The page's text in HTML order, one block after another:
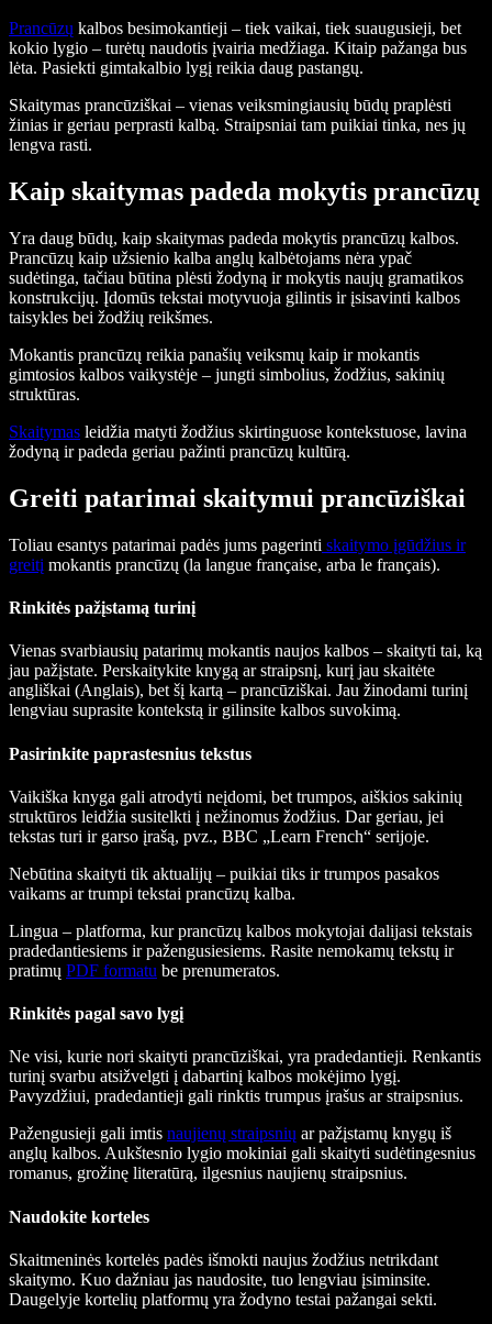
Prancūzų kalbos besimokantieji – tiek vaikai, tiek suaugusieji, bet
kokio lygio – turėtų naudotis įvairia medžiaga. Kitaip pažanga bus
lėta. Pasiekti gimtakalbio lygį reikia daug pastangų.
Skaitymas prancūziškai – vienas veiksmingiausių būdų praplėsti
žinias ir geriau perprasti kalbą. Straipsniai tam puikiai tinka, nes jų
lengva rasti.
Kaip skaitymas padeda mokytis prancūzų
Yra daug būdų, kaip skaitymas padeda mokytis prancūzų kalbos.
Prancūzų kaip užsienio kalba anglų kalbėtojams nėra ypač
sudėtinga, tačiau būtina plėsti žodyną ir mokytis naujų gramatikos
konstrukcijų. Įdomūs tekstai motyvuoja gilintis ir įsisavinti kalbos
taisykles bei žodžių reikšmes.
Mokantis prancūzų reikia panašių veiksmų kaip ir mokantis
gimtosios kalbos vaikystėje – jungti simbolius, žodžius, sakinių
struktūras.
Skaitymas leidžia matyti žodžius skirtinguose kontekstuose, lavina
žodyną ir padeda geriau pažinti prancūzų kultūrą.
Greiti patarimai skaitymui prancūziškai
Toliau esantys patarimai padės jums pagerinti skaitymo įgūdžius ir
greitį mokantis prancūzų (la langue française, arba le français).
Rinkitės pažįstamą turinį
Vienas svarbiausių patarimų mokantis naujos kalbos – skaityti tai, ką
jau pažįstate. Perskaitykite knygą ar straipsnį, kurį jau skaitėte
angliškai (Anglais), bet šį kartą – prancūziškai. Jau žinodami turinį
lengviau suprasite kontekstą ir gilinsite kalbos suvokimą.
Pasirinkite paprastesnius tekstus
Vaikiška knyga gali atrodyti neįdomi, bet trumpos, aiškios sakinių
struktūros leidžia susitelkti į nežinomus žodžius. Dar geriau, jei
tekstas turi ir garso įrašą, pvz., BBC „Learn French“ serijoje.
Nebūtina skaityti tik aktualijų – puikiai tiks ir trumpos pasakos
vaikams ar trumpi tekstai prancūzų kalba.
Lingua – platforma, kur prancūzų kalbos mokytojai dalijasi tekstais
pradedantiesiems ir pažengusiesiems. Rasite nemokamų tekstų ir
pratimų PDF formatu be prenumeratos.
Rinkitės pagal savo lygį
Ne visi, kurie nori skaityti prancūziškai, yra pradedantieji. Renkantis
turinį svarbu atsižvelgti į dabartinį kalbos mokėjimo lygį.
Pavyzdžiui, pradedantieji gali rinktis trumpus įrašus ar straipsnius.
Pažengusieji gali imtis naujienų straipsnių ar pažįstamų knygų iš
anglų kalbos. Aukštesnio lygio mokiniai gali skaityti sudėtingesnius
romanus, grožinę literatūrą, ilgesnius naujienų straipsnius.
Naudokite korteles
Skaitmeninės kortelės padės išmokti naujus žodžius netrikdant
skaitymo. Kuo dažniau jas naudosite, tuo lengviau įsiminsite.
Daugelyje kortelių platformų yra žodyno testai pažangai sekti.